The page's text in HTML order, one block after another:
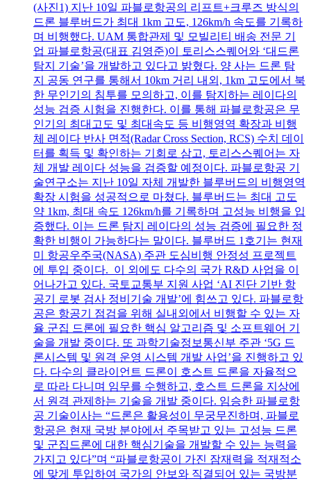
(사진1) 지난 10일 파블로항공의 리프트+크루즈 방식의
드론 블루버드가 최대 1km 고도, 126km/h 속도를 기록하
며 비행했다. UAM 통합관제 및 모빌리티 배송 전문 기
업 파블로항공(대표 김영준)이 토리스스퀘어와 ‘대드론
탐지 기술’을 개발하고 있다고 밝혔다. 양 사는 드론 탐
지 공동 연구를 통해서 10km 거리 내외, 1km 고도에서 북
한 무인기의 침투를 모의하고, 이를 탐지하는 레이다의
성능 검증 시험을 진행한다. 이를 통해 파블로항공은 무
인기의 최대고도 및 최대속도 등 비행영역 확장과 비행
체 레이다 반사 면적(Radar Cross Section, RCS) 수치 데이
터를 획득 및 확인하는 기회로 삼고, 토리스스퀘어는 자
체 개발 레이다 성능을 검증할 예정이다. 파블로항공 기
술연구소는 지난 10일 자체 개발한 블루버드의 비행영역
확장 시험을 성공적으로 마쳤다. 블루버드는 최대 고도
약 1km, 최대 속도 126km/h를 기록하며 고성능 비행을 입
증했다. 이는 드론 탐지 레이다의 성능 검증에 필요한 정
확한 비행이 가능하다는 말이다. 블루버드 1호기는 현재
미 항공우주국(NASA) 주관 도심비행 안정성 프로젝트
에 투입 중이다. 이 외에도 다수의 국가 R&D 사업을 이
어나가고 있다. 국토교통부 지원 사업 ‘AI 진단 기반 항
공기 로봇 검사 정비기술 개발’에 힘쓰고 있다. 파블로항
공은 항공기 점검을 위해 실내외에서 비행할 수 있는 자
율 군집 드론에 필요한 핵심 알고리즘 및 소프트웨어 기
술을 개발 중이다. 또 과학기술정보통신부 주관 ‘5G 드
론시스템 및 원격 운영 시스템 개발 사업’을 진행하고 있
다. 다수의 클라이언트 드론이 호스트 드론을 자율적으
로 따라 다니며 임무를 수행하고, 호스트 드론을 지상에
서 원격 관제하는 기술을 개발 중이다. 임승한 파블로항
공 기술이사는 “드론은 활용성이 무궁무진하며, 파블로
항공은 현재 국방 분야에서 주목받고 있는 고성능 드론
및 군집드론에 대한 핵심기술을 개발할 수 있는 능력을
가지고 있다”며 “파블로항공이 가진 잠재력을 적재적소
에 맞게 투입하여 국가의 안보와 직결되어 있는 국방분